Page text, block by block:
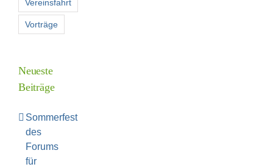
Vereinsfahrt
Vorträge
Neueste
Beiträge
Sommerfest
des
Forums
für